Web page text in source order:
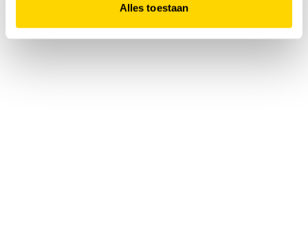
Alles toestaan